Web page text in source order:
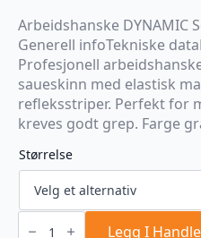
Arbeidshanske DYNAMIC
Generell infoTekniske
Profesjonell
saueskinn med elastisk
refleksstriper. Perfekt for
kreves godt grep. Farge
Størrelse
Hanske
dynamic Legg I